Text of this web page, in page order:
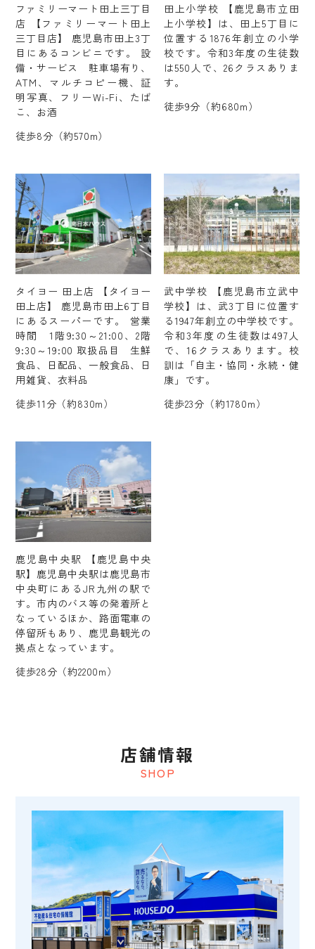
ファミリーマート田上三丁目
店 【ファミリーマート田上
三丁目店】 鹿児島市田上3丁
目にあるコンビニです。 設
備・サービス 駐車場有り、
ATM、マルチコピー機、証
明写真、フリーWi-Fi、たば
こ、お酒
徒歩8分（約570m）
田上小学校 【鹿児島市立田
上小学校】は、田上5丁目に
位置する1876年創立の小学
校です。令和3年度の生徒数
は550人で、26クラスありま
す。
徒歩9分（約680m）
タイヨー 田上店 【タイヨー
田上店】 鹿児島市田上6丁目
にあるスーパーです。 営業
時間 1階9:30～21:00、2階
9:30～19:00 取扱品目 生鮮
食品、日配品、一般食品、日
用雑貨、衣料品
徒歩11分（約830m）
武中学校 【鹿児島市立武中
学校】は、武3丁目に位置す
る1947年創立の中学校です。
令和3年度の生徒数は497人
で、16クラスあります。校
訓は「自主・協同・永続・健
康」です。
徒歩23分（約1780m）
鹿児島中央駅 【鹿児島中央
駅】鹿児島中央駅は鹿児島市
中央町にあるJR九州の駅で
す。市内のバス等の発着所と
なっているほか、路面電車の
停留所もあり、鹿児島観光の
拠点となっています。
徒歩28分（約2200m）
SHOP
店舗情報